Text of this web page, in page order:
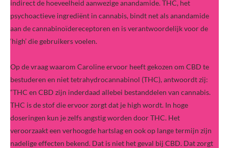
indirect de hoeveelheid aanwezige anandamide. THC, het
psychoactieve ingrediënt in cannabis, bindt net als anandamide
aan de cannabinoïdereceptoren en is verantwoordelijk voor de
‘high’ die gebruikers voelen.
Op de vraag waarom Caroline ervoor heeft gekozen om CBD te
bestuderen en niet tetrahydrocannabinol (THC), antwoordt zij:
“THC en CBD zijn inderdaad allebei bestanddelen van cannabis.
THC is de stof die ervoor zorgt dat je high wordt. In hoge
doseringen kun je zelfs angstig worden door THC. Het
veroorzaakt een verhoogde hartslag en ook op lange termijn zijn
nadelige effecten bekend. Dat is niet het geval bij CBD. Dat zorgt